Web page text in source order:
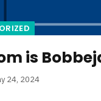
is
24, 2024